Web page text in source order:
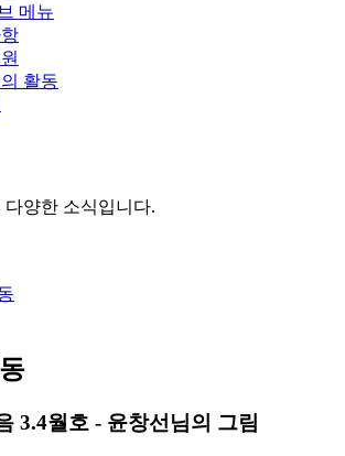
메뉴
활동
다양한 소식입니다.
3.4월호 - 윤창선님의 그림